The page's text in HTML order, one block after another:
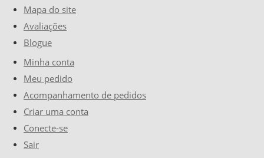
Mapa do site
Avaliações
Blogue
Minha conta
Meu pedido
Acompanhamento de pedidos
Criar uma conta
Conecte-se
Sair